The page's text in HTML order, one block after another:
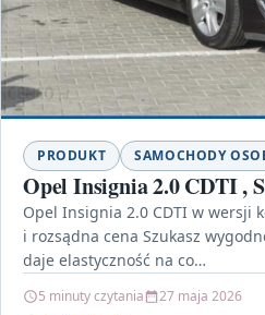
PRODUKT SAMOCHODY
Opel Insignia 2.0 CDTI ,
Opel Insignia 2.0 CDTI w wersji
i rozsądna cena Szukasz
daje elastyczność na co…
5 minuty czytania 27 maja 2026